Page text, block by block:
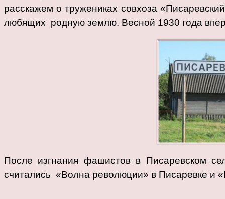
расскажем о тружениках совхоза
любящих родную землю. Весной 1930 года
После изгнания фашистов в Писаревском
считались «Волна революции» в Писаревке и